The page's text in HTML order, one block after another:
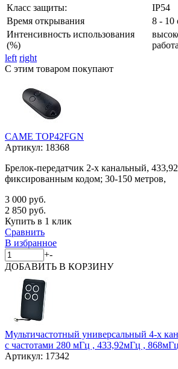
Класс защиты:
IP54
Время открывания
8 - 10
Интенсивность использования
(%)
работа
left right
С этим товаром покупают
CAME TOP42FGN
Артикул: 18368
Брелок-передатчик 2-х канальный,
фиксированным кодом; 30-150 метров,
3 000 руб.
2 850 руб.
Купить в 1 клик
Сравнить
В избранное
+-
ДОБАВИТЬ В КОРЗИНУ
Мультичастотный универсальный 4-х
с частотами 280 мГц , 433,92мГц , 868мГц
Артикул: 17342